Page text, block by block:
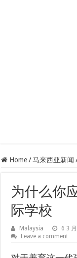
Home / 马来西亚新闻
为什么你
际学校
Malaysia 6 3
Leave a comment